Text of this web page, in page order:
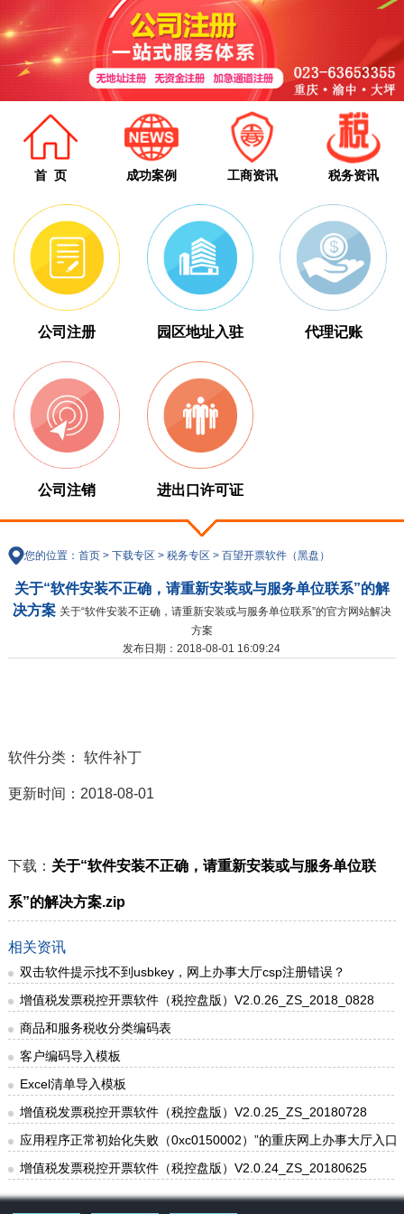
首 页 成功案例 工商资讯 税务资讯
公司注册 园区地址入驻 代理记账
公司注销 进出口许可证
您的位置： 首页> 下载专区> 税务专区> 百望开票软件（黑盘）
关于“软件安装不正确，请重新安装或与服务单位联系”的解
决方案 关于“软件安装不正确，请重新安装或与服务单位联系”的官方网站解决
方案
发布日期：2018-08-01 16:09:24
软件分类： 软件补丁
更新时间：2018-08-01
下载： 关于“软件安装不正确，请重新安装或与服务单位联
系”的解决方案.zip
相关资讯
双击软件提示找不到usbkey，网上办事大厅csp注册错误？
增值税发票税控开票软件（税控盘版）V2.0.26_ZS_2018_0828
商品和服务税收分类编码表
客户编码导入模板
Excel清单导入模板
增值税发票税控开票软件（税控盘版）V2.0.25_ZS_20180728
应用程序正常初始化失败（0xc0150002）”的重庆网上办事大厅入
增值税发票税控开票软件（税控盘版）V2.0.24_ZS_20180625